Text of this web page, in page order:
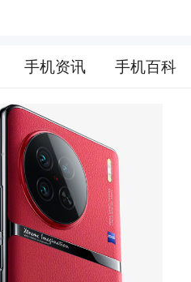
手机资讯 手机百科